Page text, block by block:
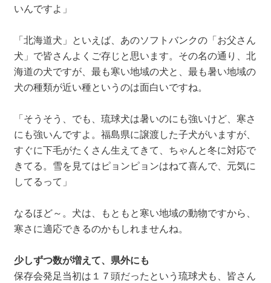
いんですよ」
「北海道犬」といえば、あのソフトバンクの「お父さん
犬」で皆さんよくご存じと思います。その名の通り、北
海道の犬ですが、最も寒い地域の犬と、最も暑い地域の
犬の種類が近い種というのは面白いですね。
「そうそう、でも、琉球犬は暑いのにも強いけど、寒さ
にも強いんですよ。福島県に譲渡した子犬がいますが、
すぐに下毛がたくさん生えてきて、ちゃんと冬に対応で
きてる。雪を見てはピョンピョンはねて喜んで、元気に
してるって」
なるほど～。犬は、もともと寒い地域の動物ですから、
寒さに適応できるのかもしれませんね。
少しずつ数が増えて、県外にも
保存会発足当初は１７頭だったという琉球犬も、皆さん